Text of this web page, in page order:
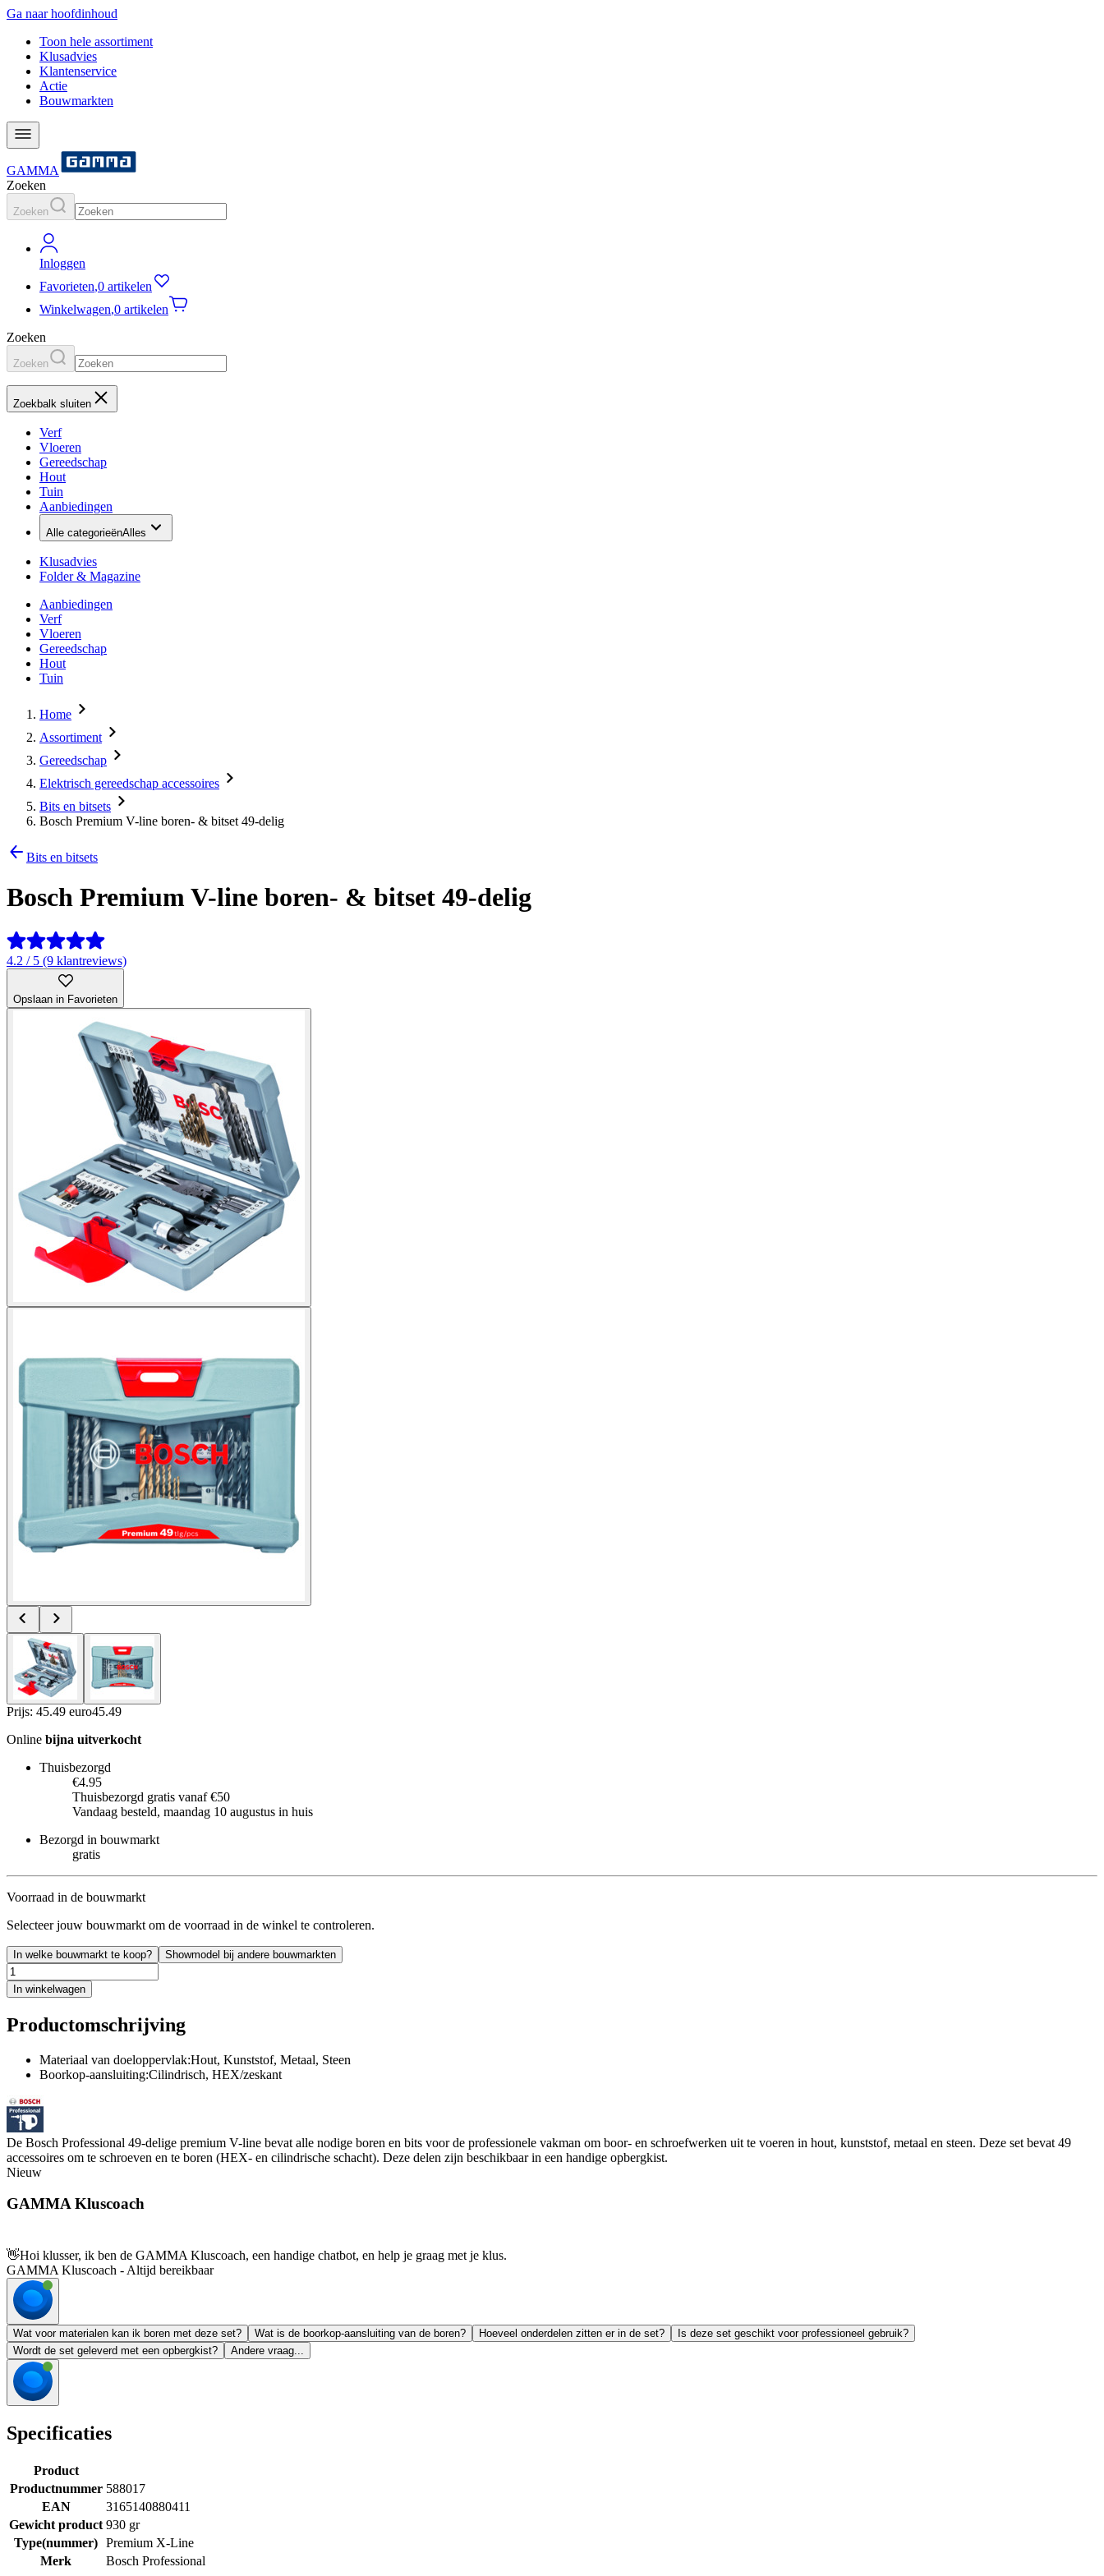
Ga naar hoofdinhoud
Toon hele assortiment
Klusadvies
Klantenservice
Actie
Bouwmarkten
GAMMA
Zoeken
Zoeken
Inloggen
Favorieten,0 artikelen
Winkelwagen,0 artikelen
Zoeken
Zoeken
Zoekbalk sluiten
Verf
Vloeren
Gereedschap
Hout
Tuin
Aanbiedingen
Alle categorieënAlles
Klusadvies
Folder & Magazine
Aanbiedingen
Verf
Vloeren
Gereedschap
Hout
Tuin
Home
Assortiment
Gereedschap
Elektrisch gereedschap accessoires
Bits en bitsets
Bosch Premium V-line boren- & bitset 49-delig
Bits en bitsets
Bosch Premium V-line boren- & bitset 49-delig
4.2 / 5 (9 klantreviews)
Opslaan in Favorieten
Prijs: 45.49 euro45.49
Online bijna uitverkocht
Thuisbezorgd
€4.95
Thuisbezorgd gratis vanaf €50
Vandaag besteld, maandag 10 augustus in huis
Bezorgd in bouwmarkt
gratis
Voorraad in de bouwmarkt
Selecteer jouw bouwmarkt om de voorraad in de winkel te controleren.
In welke bouwmarkt te koop? Showmodel bij andere bouwmarkten
In winkelwagen
Productomschrijving
Materiaal van doeloppervlak:Hout, Kunststof, Metaal, Steen
Boorkop-aansluiting:Cilindrisch, HEX/zeskant
De Bosch Professional 49-delige premium V-line bevat alle nodige boren en bits voor de professionele vakman om boor- en schroefwerken uit te voeren in hout, kunststof, metaal en steen. Deze set bevat 49
accessoires om te schroeven en te boren (HEX- en cilindrische schacht). Deze delen zijn beschikbaar in een handige opbergkist.
Nieuw
GAMMA Kluscoach
👋Hoi klusser, ik ben de GAMMA Kluscoach, een handige chatbot, en help je graag met je klus.
GAMMA Kluscoach - Altijd bereikbaar
Wat voor materialen kan ik boren met deze set? Wat is de boorkop-aansluiting van de boren? Hoeveel onderdelen zitten er in de set?
Is deze set geschikt voor professioneel gebruik?
Wordt de set geleverd met een opbergkist?
Andere vraag...
Specificaties
Product
Productnummer 588017
EAN
3165140880411
Gewicht product 930 gr
Type(nummer) Premium X-Line
Merk
Bosch Professional